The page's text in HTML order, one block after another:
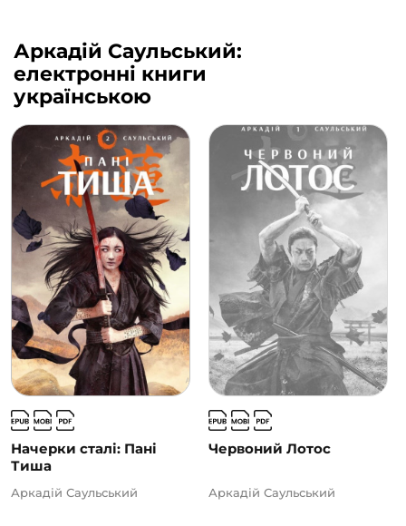
Аркадій Саульський:
електронні книги
українською
Начерки сталі: Пані
Тиша
Аркадій Саульський
Червоний Лотос
Аркадій Саульський